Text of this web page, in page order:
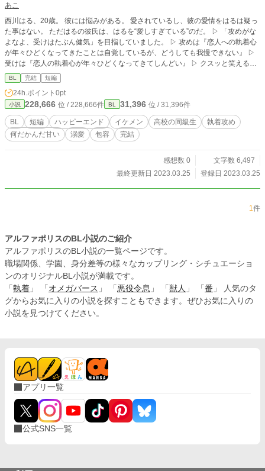
あこ
西川はる、20歳。 彼には悩みがある。 愛されているし、彼の愛情をはるは疑っ
た事はない。 ただはるの彼氏は、はるを“愛しすぎている”のだ。 ▷ 「攻めがな
よなよ、受けはたぶん健気」を目指していました。 ▷ 攻めは『恋人への執着心
が年々ひどくなってきたことは自覚しているが、どうしても我慢できない』 ▷
受けは『恋人の執着心が年々ひどくなってきてしんどい』 ▷ クスッと笑えるコ
ミカルな話の予定でしたが、そうはならなかった。 ▷ タグの『溺愛』と『包
容』は、なんだかんだ結局受け入れそうな気配の受けは攻めを溺愛（包容）して
いるのでは？と付けたました。
BL 完結 短編
24h.ポイント 0pt
小説 228,666 位 / 228,666件 BL 31,396 位 / 31,396件
BL 短編 ハッピーエンド イケメン 高校の同級生
執着攻め
何だかんだ甘い
溺愛 包容 完結
感想数 0
文字数 6,497
最終更新日 2023.03.25
登録日 2023.03.25
1件
アルファポリスのBL小説のご紹介
アルファポリスのBL小説の一覧ページです。
職場関係、学園、身分差等の様々なカップリング・シチュエーショ
ンのオリジナルBL小説が満載です。
「 執着 」 「 オメガバース 」 「 悪役令息 」 「 獣人 」 「 番 」 人気のタ
グからお気に入りの小説を探すこともできます。ぜひお気に入りの
小説を見つけてください。
アプリ一覧
公式SNS一覧